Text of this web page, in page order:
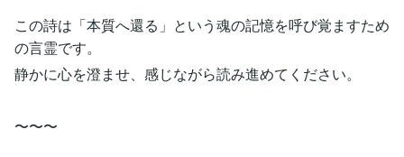
この詩は「本質へ還る」という魂の記憶を呼び覚ますため
の言霊です。
静かに心を澄ませ、感じながら読み進めてください。
〜〜〜